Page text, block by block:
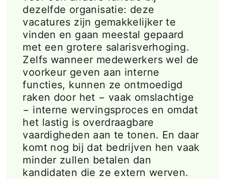
dezelfde organisatie: deze
vacatures zijn gemakkelijker te
vinden en gaan meestal gepaard
met een grotere salarisverhoging.
Zelfs wanneer medewerkers wel de
voorkeur geven aan interne
functies, kunnen ze ontmoedigd
raken door het − vaak omslachtige
− interne wervingsproces en omdat
het lastig is overdraagbare
vaardigheden aan te tonen. En daar
komt nog bij dat bedrijven hen vaak
minder zullen betalen dan
kandidaten die ze extern werven.